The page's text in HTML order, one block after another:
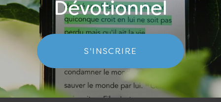
Dévotionnel
S'INSCRIRE